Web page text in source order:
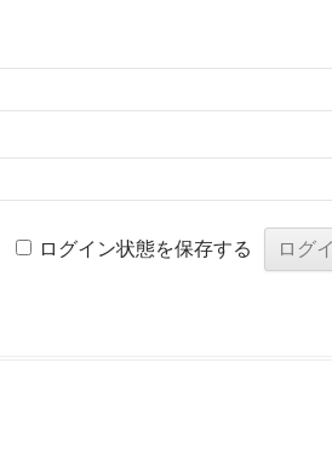
ログイン状態を保存する